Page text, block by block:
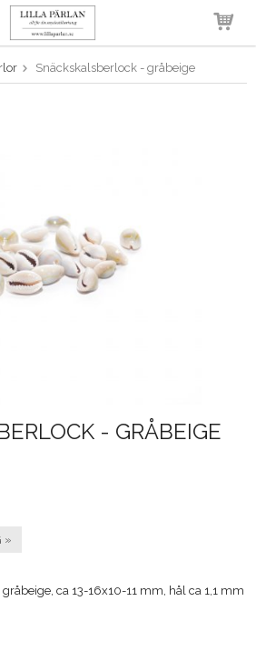
har blivit tillagd i
varukorgen
Snäckskalsberlock - gråbeige
- GRÅBEIGE
»
ca 13-16x10-11 mm, hål ca 1,1 mm